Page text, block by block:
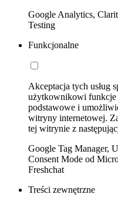
Google Analytics,
Testing
Funkcjonalne
Akceptacja tych usług
użytkownikowi funkcje
podstawowe i
witryny internetowej.
tej witrynie z
Google Tag Manager,
Consent Mode od
Freshchat
Treści zewnętrzne